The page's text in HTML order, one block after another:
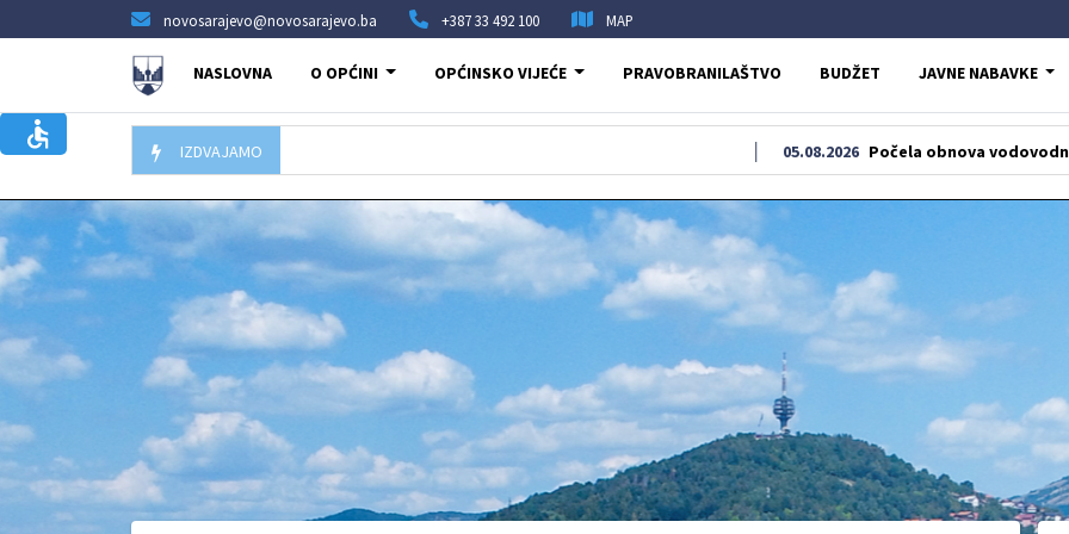
novosarajevo@novosarajevo.ba +387 33 492 100 MAP
NASLOVNA O OPĆINI OPĆINSKO VIJEĆE PRAVOBRANILAŠTVO BUDŽET JAVNE NABAVKE
IZDVAJAMO Počela obnova vodovodne i